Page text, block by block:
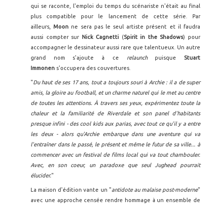
qui se raconte, l'emploi du temps du scénariste n'était au final
plus compatible pour le lancement de cette série. Par
ailleurs,Moonne sera pas le seul artiste présent et il faudra
aussi compter sur Nick Cagnetti (Spirit in the Shadows) pour
accompagner le dessinateur aussi rare que talentueux. Un autre
grand nom s'ajoute à ce
relaunchpuisque Stuart
Immonen s'occupera des couvertures.
"Du haut de ses 17 ans, tout a toujours souri à Archie : il a de super
amis, la gloire au football, et un charme naturel qui le met au centre
de toutes les attentions. À travers ses yeux, expérimentez toute la
chaleur et la familiarité de Riverdale et son panel d'habitants
presque infini - des cool kids aux parias, avec tout ce qu'il y a entre
les deux - alors qu'Archie embarque dans une aventure qui va
l'entraîner dans le passé, le présent et même le futur de sa ville... à
commencer avec un festival de films local qui va tout chambouler.
Avec, en son coeur, un paradoxe que seul Jughead pourrait
élucider."
La maison d'édition vante un "antidote au malaise post-moderne"
avec une approche censée rendre hommage à un ensemble de